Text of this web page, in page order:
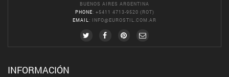
BUENOS AIRES ARGENTINA
PHONE: +5411 4713-9520 (ROT)
EMAIL : INFO@EUROSTIL.COM.AR
INFORMACIÓN